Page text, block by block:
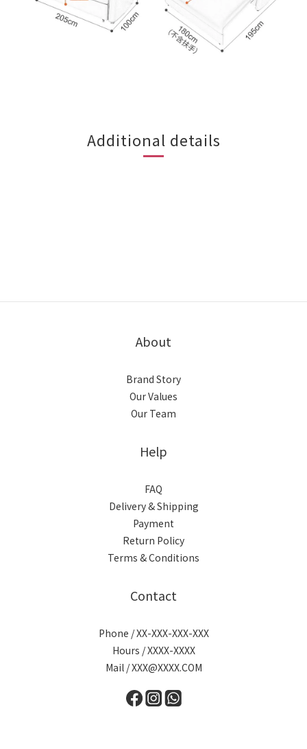
Additional details
About
Brand Story
Our Values
Our Team
Help
FAQ
Delivery & Shipping
Payment
Return Policy
Terms & Conditions
Contact
Phone / XX-XXX-XXX-XXX
Hours / XXXX-XXXX
Mail / XXX@XXXX.COM